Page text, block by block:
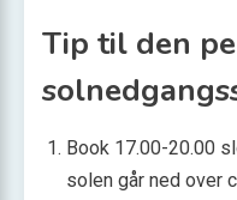
Tip til den
Book 17.00-20.00
solen går ned over